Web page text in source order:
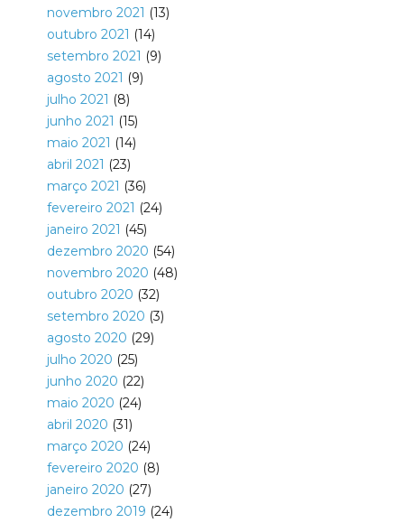
novembro 2021 (13)
outubro 2021 (14)
setembro 2021 (9)
agosto 2021 (9)
julho 2021 (8)
junho 2021 (15)
maio 2021 (14)
abril 2021 (23)
março 2021 (36)
fevereiro 2021 (24)
janeiro 2021 (45)
dezembro 2020 (54)
novembro 2020 (48)
outubro 2020 (32)
setembro 2020 (3)
agosto 2020 (29)
julho 2020 (25)
junho 2020 (22)
maio 2020 (24)
abril 2020 (31)
março 2020 (24)
fevereiro 2020 (8)
janeiro 2020 (27)
dezembro 2019 (24)